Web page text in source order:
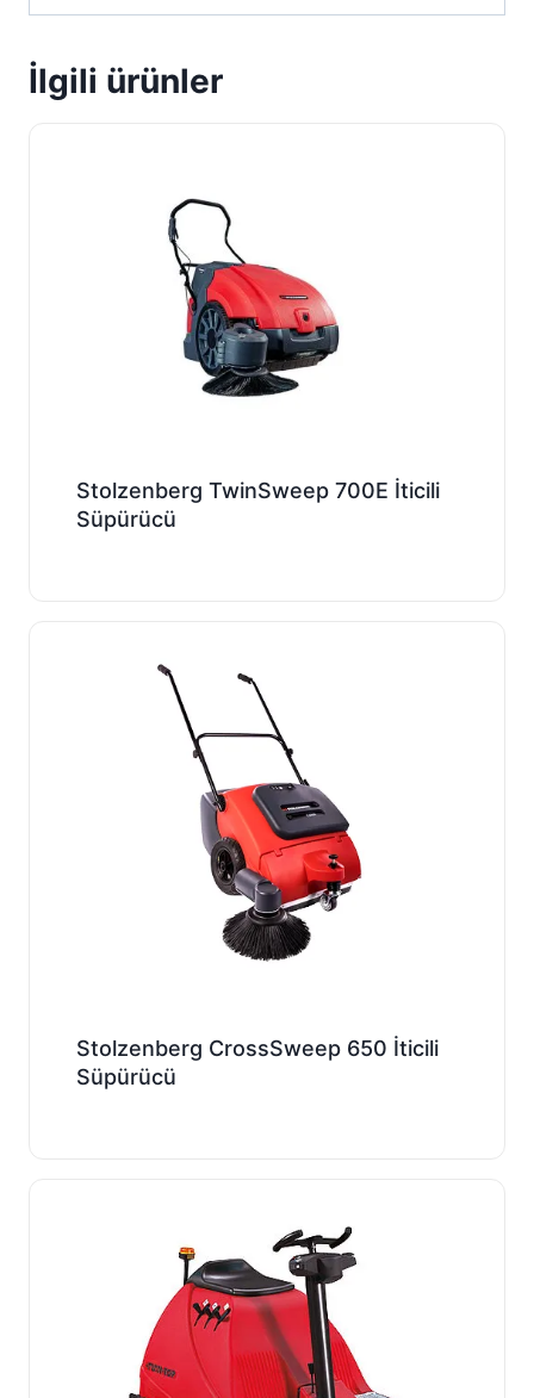
İlgili ürünler
Stolzenberg TwinSweep 700E İticili
Süpürücü
Stolzenberg CrossSweep 650 İticili
Süpürücü